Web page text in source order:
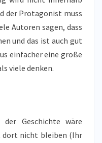
der Protagonist muss
Autoren sagen, dass
und das ist auch gut
einfacher eine große
viele denken.
Geschichte wäre
dort nicht bleiben (Ihr